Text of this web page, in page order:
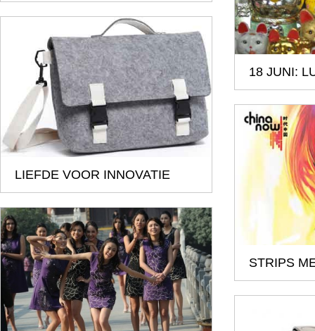
18 JUNI:
LIEFDE VOOR INNOVATIE
STRIPS